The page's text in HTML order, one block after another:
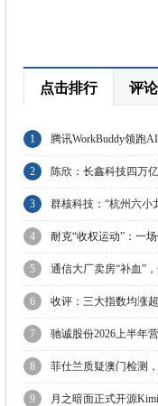
点击排行 评
1 腾讯WorkBuddy领跑
节急了？
2 陈欣：长鑫科技四万
与周期
3 群核科技：“杭州六小
AI故事有水分吗？
4 耐克“收权运动”：一
业链价值重估
5 通信大厂卖房“补血”
6 收评：三大指数均涨超
CRO概念全线走强
7 驰诚股份2026上半年
增3%
8 菲仕兰质疑澳门检测
议升级
9 月之暗面正式开源